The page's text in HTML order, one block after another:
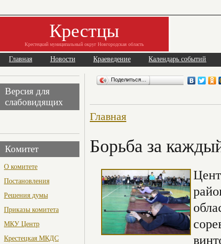
Крестцы
Крестецкий муниципальный округ Новгородская область
Главная Новости Краеведение Календарь событий
Версия для
слабовидящих
Комитет
О комитете
Постановления
Решения думы
Приказы комитета
МКУ Центр
Крестецкая МКДС
Поделиться…
Главная
Борьба за